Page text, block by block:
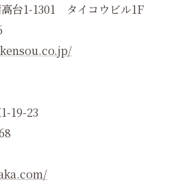
台1-1301 タイコウビル1F
19-23